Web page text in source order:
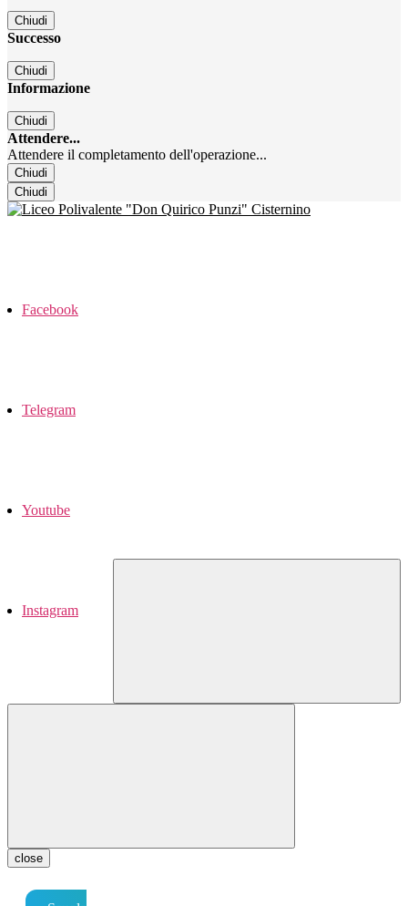
Chiudi
Successo
Chiudi
Informazione
Chiudi
Attendere...
Attendere il completamento dell'operazione...
Chiudi
Chiudi
Facebook
Telegram
Youtube
Instagram
close